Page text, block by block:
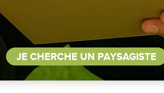
JE CHERCHE UN PAYSAGISTE